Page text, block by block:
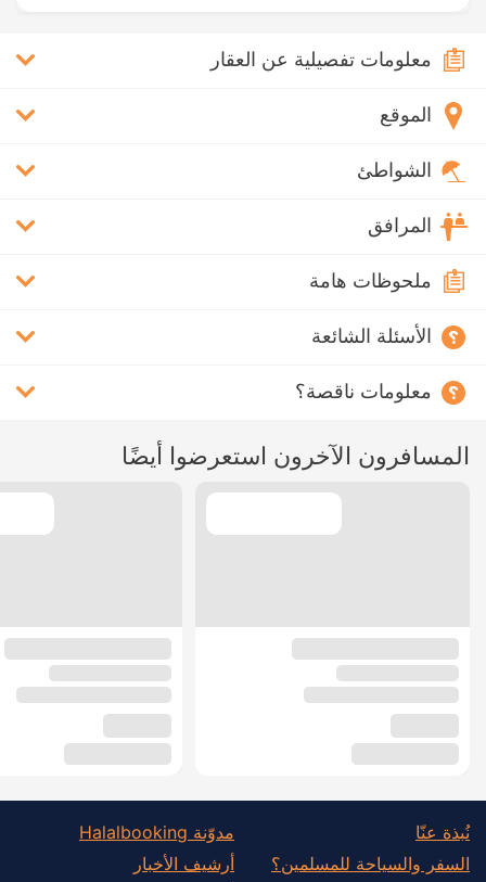
معلومات تفصيلية عن العقار
الموقع
الشواطئ
المرافق
ملحوظات هامة
الأسئلة الشائعة
معلومات ناقصة؟
المسافرون الآخرون استعرضوا أيضًا
نُبذة عنّا
السفر والسياحة للمسلمين؟
مدوّنة Halalbooking
أرشيف الأخبار